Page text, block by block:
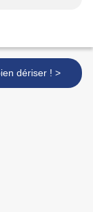
J'aime bien dériser ! >